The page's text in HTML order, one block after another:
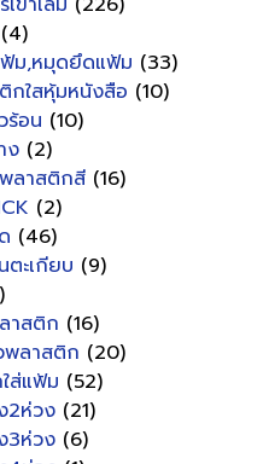
(4)
ม,หมุดยึดแฟ้ม (33)
กใสหุ้มหนังสือ (10)
ร้อน (10)
ง (2)
ลาสติกสี (16)
(2)
(46)
ตะเกียบ (9)
าสติก (16)
พลาสติก (20)
ส่แฟ้ม (52)
2ห่วง (21)
3ห่วง (6)